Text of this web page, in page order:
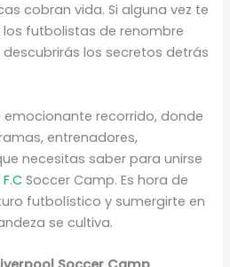
cobran vida. Si alguna vez te
futbolistas de renombre
los secretos detrás
recorrido, donde
entrenadores,
necesitas saber para unirse
F.CSoccer Camp. Es hora de
futbolístico y sumergirte en
se cultiva.